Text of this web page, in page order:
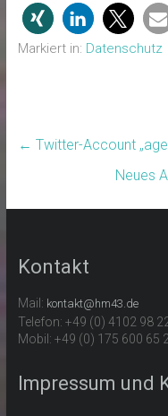
Markiert in: Datenschutz
← Twitter-Account
Neues
Kontakt
Mail: kontakt@hm43.de
Telefon: +49 (0) 4102 98
Mobil: +49 (0) 175 600 65
Impressum und